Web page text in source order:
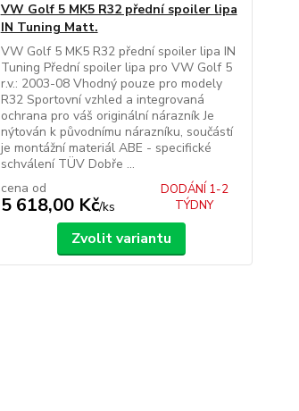
VW Golf 5 MK5 R32 přední spoiler lipa
IN Tuning Matt.
VW Golf 5 MK5 R32 přední spoiler lipa IN
Tuning Přední spoiler lipa pro VW Golf 5
r.v.: 2003-08 Vhodný pouze pro modely
R32 Sportovní vzhled a integrovaná
ochrana pro váš originální nárazník Je
nýtován k původnímu nárazníku, součástí
je montážní materiál ABE - specifické
schválení TÜV Dobře ...
cena od
5 618,00 Kč/ks
DODÁNÍ 1-2
TÝDNY
Zvolit variantu